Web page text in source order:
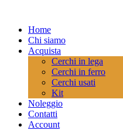
Home
Chi siamo
Acquista
Cerchi in lega
Cerchi in ferro
Cerchi usati
Kit
Noleggio
Contatti
Account